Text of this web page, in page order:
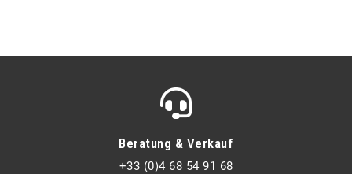
Beratung & Verkauf
+33 (0)4 68 54 91 68